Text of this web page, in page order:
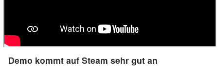
Demo kommt auf Steam sehr gut an